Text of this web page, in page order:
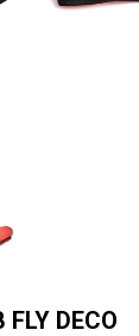
FLY DECO